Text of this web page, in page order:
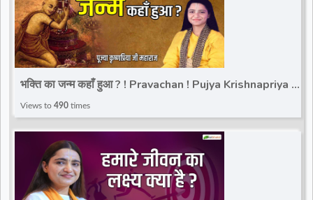
भक्ति का जन्म कहाँ हुआ ? ! Pravachan ! Pujya Krishnapriya Ji
Maharaj | Total Bhakti
Views to 490 times